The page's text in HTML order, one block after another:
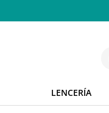
LENCERÍA